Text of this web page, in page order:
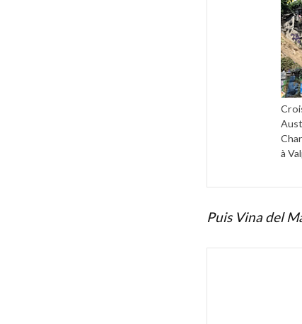
à
Puis Vina del